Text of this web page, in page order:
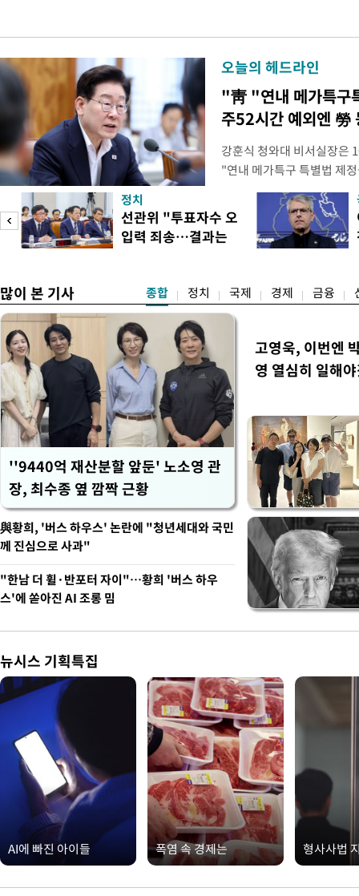
오늘의 헤드라인
"靑 "연내 메가특구
주52시간 예외엔 勞
강훈식 청와대 비서실장은
"연내 메가특구 특별법 제
향평가 등을 단축하고 전
교육 등 정주 여건을 신속
실장은 이날 오후 청와대
프로젝트가 과감한 규제 혁
정치
선관위 "투표자수 오
입력 죄송…결과는
많이 본 기사 종합 정치 국제 경제 금융
''9440억 재산분할 앞둔' 노소영 관
장, 최수종 옆 깜짝 근황
고영욱, 이번엔
영 열심히 일해
與황희, '버스 하우스' 논란에 "청년세대와 국민
께 진심으로 사과"
"한남 더 휠·반포터 자이"…황희 '버스 하우
스'에 쏟아진 AI 조롱 밈
뉴시스 기획특집
AI에 빠진 아이들 폭염 속 경제는 형사사법